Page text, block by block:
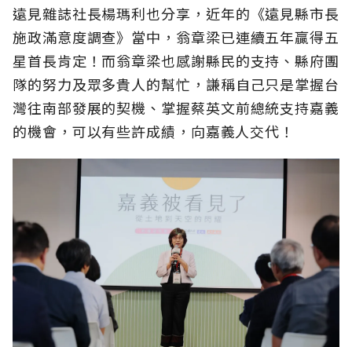
遠見雜誌社長楊瑪利也分享，近年的《遠見縣市長
施政滿意度調查》當中，翁章梁已連續五年贏得五
星首長肯定！而翁章梁也感謝縣民的支持、縣府團
隊的努力及眾多貴人的幫忙，謙稱自己只是掌握台
灣往南部發展的契機、掌握蔡英文前總統支持嘉義
的機會，可以有些許成績，向嘉義人交代！